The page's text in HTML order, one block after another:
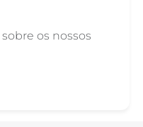
os nossos